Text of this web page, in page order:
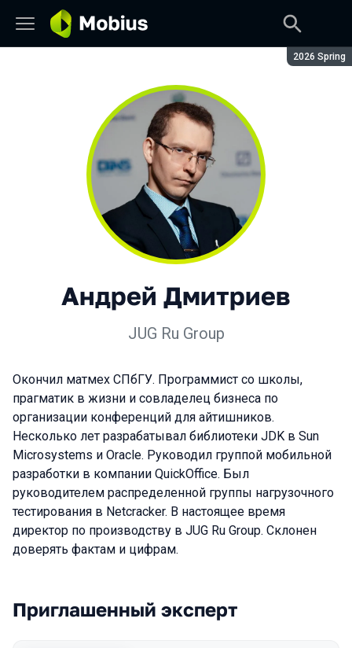
Сезон:
2026 Spring
Андрей Дмитриев
JUG Ru Group
Окончил матмех СПбГУ. Программист со школы,
прагматик в жизни и совладелец бизнеса по
организации конференций для айтишников.
Несколько лет разрабатывал библиотеки JDK в Sun
Microsystems и Oracle. Руководил группой мобильной
разработки в компании QuickOffice. Был
руководителем распределенной группы нагрузочного
тестирования в Netcracker. В настоящее время
директор по производству в JUG Ru Group. Склонен
доверять фактам и цифрам.
Выступления в сезоне 2026 Spring
Приглашенный эксперт